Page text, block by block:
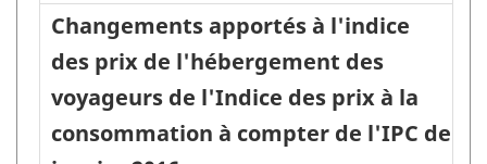
analyse
de
la
mise
Changements apportés à l'indice
des prix de l'hébergement des
voyageurs de l'Indice des prix à la
consommation à compter de l'IPC de